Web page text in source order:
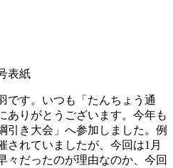
です。いつも「たんちょう通
ありがとうございます。今年も
引き大会」へ参加しました。例
されていましたが、今回は1月
々だったのが理由なのか、今回